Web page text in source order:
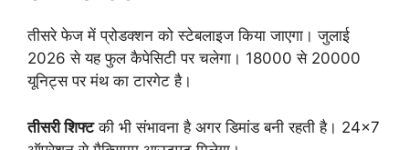
तीसरे फेज में प्रोडक्शन को स्टेबलाइज किया जाएगा। जुलाई
2026 से यह फुल कैपेसिटी पर चलेगा। 18000 से 20000
यूनिट्स पर मंथ का टारगेट है।
तीसरी शिफ्टकी भी संभावना है अगर डिमांड बनी रहती है। 24×7